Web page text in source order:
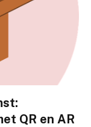
QR en AR